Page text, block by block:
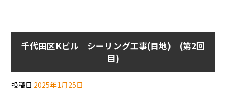
千代田区Kビル シーリング工事(目地) (第2回
目)
投稿日 2025年1月25日